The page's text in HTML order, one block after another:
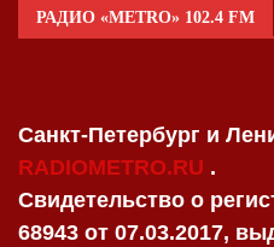
РАДИО «METRO» 102.4 FM
Санкт-Петербург и
RADIOMETRO.RU .
Свидетельство о
68943 от 07.03.2017,